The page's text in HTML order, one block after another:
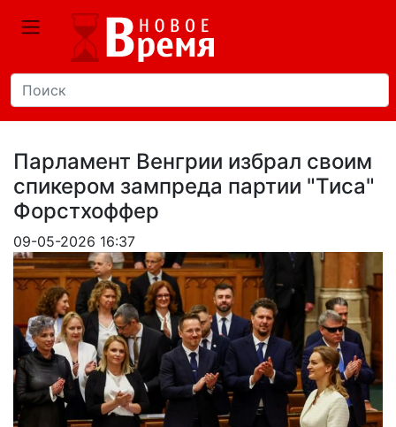
Парламент Венгрии избрал своим
спикером зампреда партии "Тиса"
Форстхоффер
09-05-2026 16:37